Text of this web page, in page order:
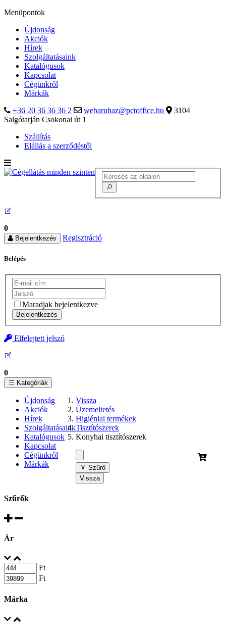
Menüpontok
Újdonság
Akciók
Hírek
Szolgáltatásaink
Katalógusok
Kapcsolat
Cégünkről
Márkák
+36 20 36 36 36 2
webaruhaz@pctoffice.hu
3104
Salgótarján Csokonai út 1
Szállítás
Elállás a szerződéstől
0
Bejelentkezés Regisztráció
Belépés
Maradjak bejelentkezve
Bejelentkezés
Elfelejtett jelszó
0
Kategóriák
Újdonság
Akciók
Hírek
Szolgáltatásaink
Katalógusok
Kapcsolat
Cégünkről
Márkák
Vissza
Üzemeltetés
Higiéniai termékek
Tisztítószerek
Konyhai tisztítószerek
Szűrő
Vissza
Szűrők
Ár
Ft
Ft
Márka